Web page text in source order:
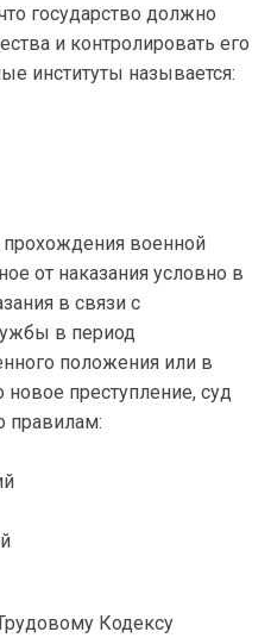
государство должно
и контролировать его
институты называется:
прохождения военной
от наказания условно в
в связи с
в период
положения или в
преступление, суд
правилам:
Кодексу